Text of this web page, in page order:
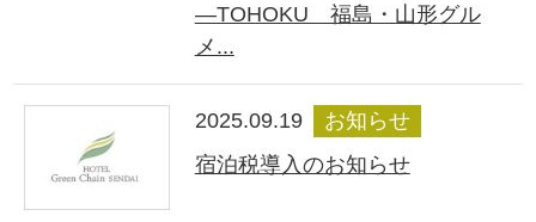
―TOHOKU 福島・山形グル
メ...
2025.09.19
お知らせ
宿泊税導入のお知らせ